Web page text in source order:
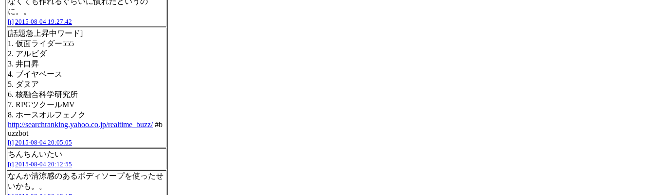
に。。
[t] 2015-08-04 19:27:42
[話題急上昇中ワード]
1. 仮面ライダー555
2. アルビダ
3. 井口昇
4. ブイヤベース
5. ダヌア
6. 核融合科学研究所
7. RPGツクールMV
8. ホースオルフェノク
http://searchranking.yahoo.co.jp/realtime_buzz/#b
uzzbot
[t] 2015-08-04 20:05:05
ちんちんいたい
[t] 2015-08-04 20:12:55
なんか清涼感のあるボディソープを使ったせ
いかも。。